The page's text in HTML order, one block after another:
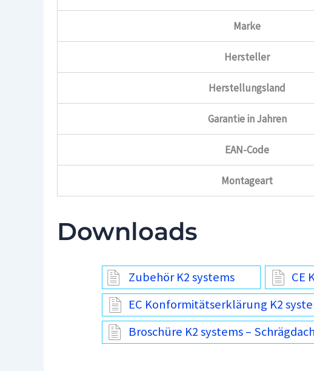
Marke
Hersteller
Herstellungsland
Garantie in Jahren
EAN-Code
Montageart
Downloads
Zubehör K2 systems
CE
EC Konformitätserklärung K2
Broschüre K2 systems – Schrägdach